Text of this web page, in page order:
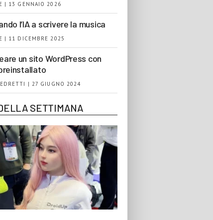
| 13 GENNAIO 2026
l’IA a scrivere la musica
| 11 DICEMBRE 2025
un sito WordPress con
| 27 GIUGNO 2024
SETTIMANA